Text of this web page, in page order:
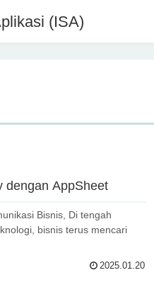
dengan AppSheet
Bisnis, Di tengah
bisnis terus mencari
2025.01.20